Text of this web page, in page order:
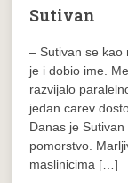
Sutivan
– Sutivan se kao
je i dobio ime.
razvijalo
jedan carev
Danas je
pomorstvo.
maslinicima […]